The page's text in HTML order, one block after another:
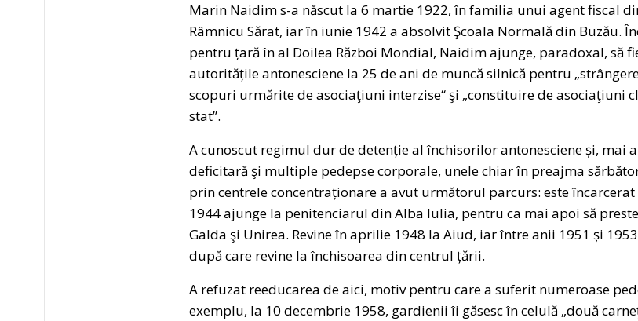
Marin Naidim s-a născut la 6 martie 1922, în familia unui agent fiscal
Râmnicu Sărat, iar în iunie 1942 a absolvit Şcoala Normală din Buzău.
pentru țară în al Doilea Război Mondial, Naidim ajunge, paradoxal, să
autoritățile antonesciene la 25 de ani de muncă silnică pentru
scopuri urmărite de asociaţiuni interzise“ şi „constituire de asociaţiuni
stat”.
A cunoscut regimul dur de detenție al închisorilor antonesciene și, mai
deficitară şi multiple pedepse corporale, unele chiar în preajma
prin centrele concentraționare a avut următorul parcurs: este
1944 ajunge la penitenciarul din Alba Iulia, pentru ca mai apoi să
Galda şi Unirea. Revine în aprilie 1948 la Aiud, iar între anii 1951 și
după care revine la închisoarea din centrul țării.
A refuzat reeducarea de aici, motiv pentru care a suferit numeroase
exemplu, la 10 decembrie 1958, gardienii îi găsesc în celulă „două